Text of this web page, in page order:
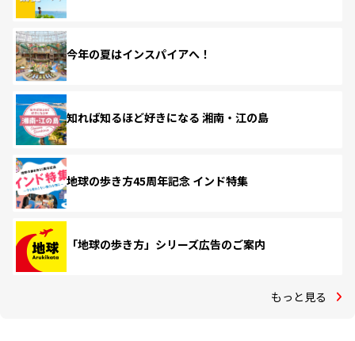
今年の夏はインスパイアへ！
知れば知るほど好きになる 湘南・江の島
地球の歩き方45周年記念 インド特集
「地球の歩き方」シリーズ広告のご案内
もっと見る